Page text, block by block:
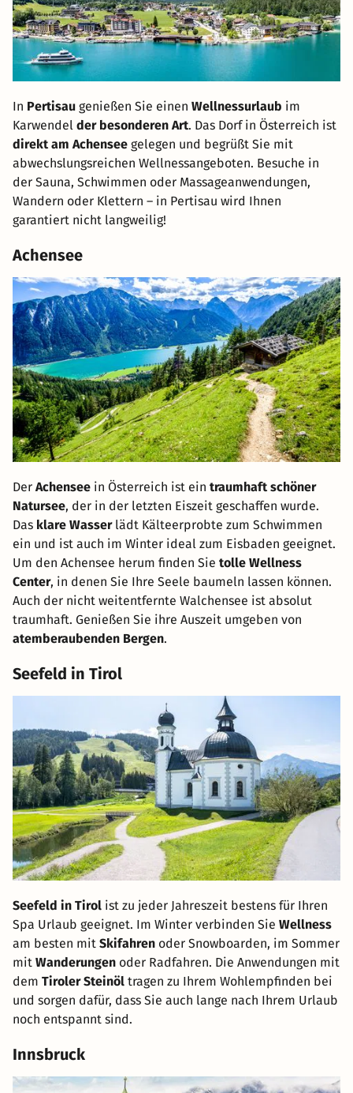
In Pertisau genießen Sie einen Wellnessurlaub im
Karwendel der besonderen Art. Das Dorf in Österreich ist
direkt am Achensee gelegen und begrüßt Sie mit
abwechslungsreichen Wellnessangeboten. Besuche in
der Sauna, Schwimmen oder Massageanwendungen,
Wandern oder Klettern – in Pertisau wird Ihnen
garantiert nicht langweilig!
Achensee
Der Achensee in Österreich ist ein traumhaft schöner
Natursee, der in der letzten Eiszeit geschaffen wurde.
Das klare Wasserlädt Kälteerprobte zum Schwimmen
ein und ist auch im Winter ideal zum Eisbaden geeignet.
Um den Achensee herum finden Sie tolle Wellness
Center, in denen Sie Ihre Seele baumeln lassen können.
Auch der nicht weitentfernte Walchensee ist absolut
traumhaft. Genießen Sie ihre Auszeit umgeben von
atemberaubenden Bergen.
Seefeld in Tirol
Seefeld in Tirol ist zu jeder Jahreszeit bestens für Ihren
Spa Urlaub geeignet. Im Winter verbinden Sie Wellness
am besten mit Skifahren oder Snowboarden, im Sommer
mit Wanderungen oder Radfahren. Die Anwendungen mit
dem Tiroler Steinöl tragen zu Ihrem Wohlempfinden bei
und sorgen dafür, dass Sie auch lange nach Ihrem Urlaub
noch entspannt sind.
Innsbruck